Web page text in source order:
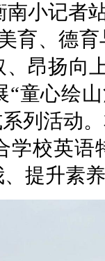
小记者
育、德
昂扬向
童心绘
列活动
学校英
提升素